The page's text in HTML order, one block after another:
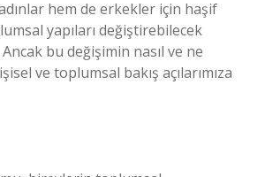
hem de erkekler için haşif
yapıları değiştirebilecek
bu değişimin nasıl ve ne
ve toplumsal bakış açılarımıza